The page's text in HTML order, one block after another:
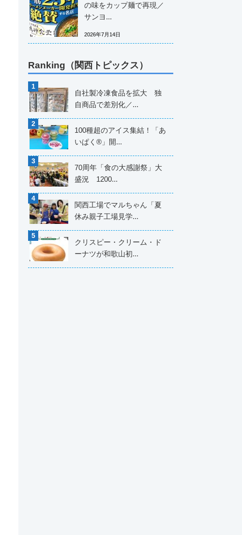
の味をカップ麺で再現／
サンヨ...
2026年7月14日
Ranking（関西トピックス）
自社製冷凍食品を拡大 独
自商品で差別化／...
100種超のアイス集結！「あ
いぱく®」開...
70周年「食の大感謝祭」大
盛況 1200...
関西工場でマルちゃん「夏
休み親子工場見学...
クリスピー・クリーム・ド
ーナツが和歌山初...